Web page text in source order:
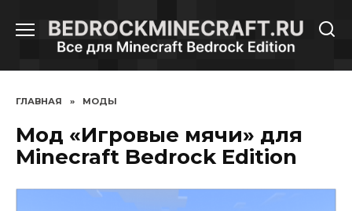
содержанию
ГЛАВНАЯ » МОДЫ
Мод «Игровые мячи» для
Minecraft Bedrock Edition